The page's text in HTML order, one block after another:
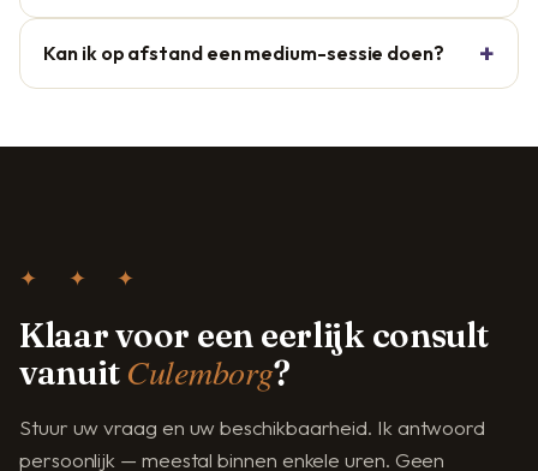
Kan ik op afstand een medium-sessie doen?
✦ ✦ ✦
Klaar voor een eerlijk consult
vanuit Culemborg?
Stuur uw vraag en uw beschikbaarheid. Ik antwoord
persoonlijk — meestal binnen enkele uren. Geen